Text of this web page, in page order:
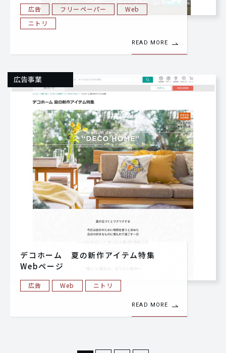
広告 フリーペーパー
Web
ニトリ
READ MORE
広告事業
デコホーム 夏の新作アイテム特集
Webページ
広告 Web ニトリ
READ MORE